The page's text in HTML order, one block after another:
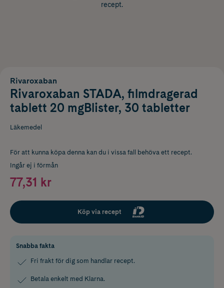
recept.
Rivaroxaban
Rivaroxaban STADA, filmdragerad
tablett 20 mgBlister, 30 tabletter
Läkemedel
För att kunna köpa denna kan du i vissa fall behöva ett recept.
Ingår ej i förmån
77,31 kr
Köp via recept
Snabba fakta
Fri frakt för dig som handlar recept.
Betala enkelt med Klarna.